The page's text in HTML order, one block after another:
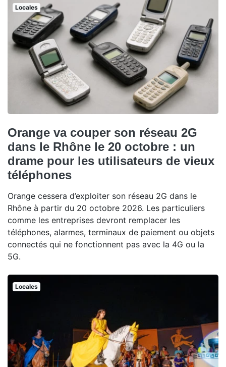
Locales
Orange va couper son réseau 2G
dans le Rhône le 20 octobre : un
drame pour les utilisateurs de vieux
téléphones
Orange cessera d’exploiter son réseau 2G dans le
Rhône à partir du 20 octobre 2026. Les particuliers
comme les entreprises devront remplacer les
téléphones, alarmes, terminaux de paiement ou objets
connectés qui ne fonctionnent pas avec la 4G ou la
5G.
Locales